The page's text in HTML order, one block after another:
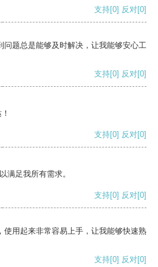
支持[0] 反对[0]
问题总是能够及时解决，让我能够安心工
支持[0] 反对[0]
支持[0] 反对[0]
满足我所有需求。
支持[0] 反对[0]
使用起来非常容易上手，让我能够快速熟
支持[0] 反对[0]